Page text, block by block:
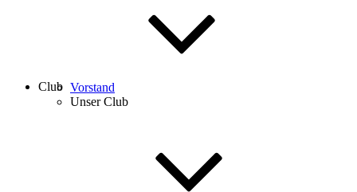
Club Vorstand
Unser Club